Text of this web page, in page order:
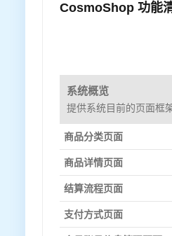
CosmoShop 功能
系统概览
提供系统目前的页面框
商品分类页面
商品详情页面
结算流程页面
支付方式页面